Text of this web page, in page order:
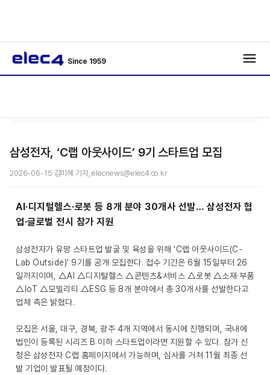
Since 1959
삼성전자, ‘C랩 아웃사이드’ 9기 스타트업 모집
2026-06-15 김미혜 기자, elecnews@elec4.co.kr
AI·디지털헬스·로봇 등 8개 분야 30개사 선발… 삼성전자 협
업·글로벌 전시 참가 지원
삼성전자가 유망 스타트업 발굴 및 육성을 위해 ‘C랩 아웃사이드(C-
Lab Outside)’ 9기를 공개 모집한다. 접수 기간은 6월 15일부터 26
일까지이며, △AI △디지털헬스 △콘텐츠&서비스 △로봇 △소재·부품
△IoT △모빌리티 △ESG 등 8개 분야에서 총 30개사를 선발한다고
업체 측은 밝혔다.
모집은 서울, 대구, 경북, 광주 4개 지역에서 동시에 진행되며, 국내에
법인이 등록된 시리즈 B 이하 스타트업이라면 지원할 수 있다. 참가 신
청은 삼성전자 C랩 홈페이지에서 가능하며, 심사를 거쳐 11월 최종 선
발 기업이 발표될 예정이다.